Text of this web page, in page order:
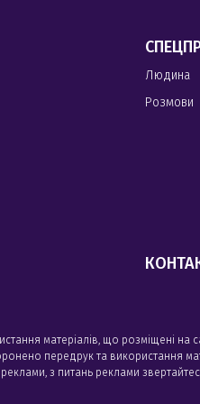
Людина
Розмови
матеріалів, що розміщені
передрук та використання
з питань реклами